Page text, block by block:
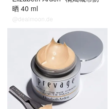
晒 40 ml
@dealmoon.de